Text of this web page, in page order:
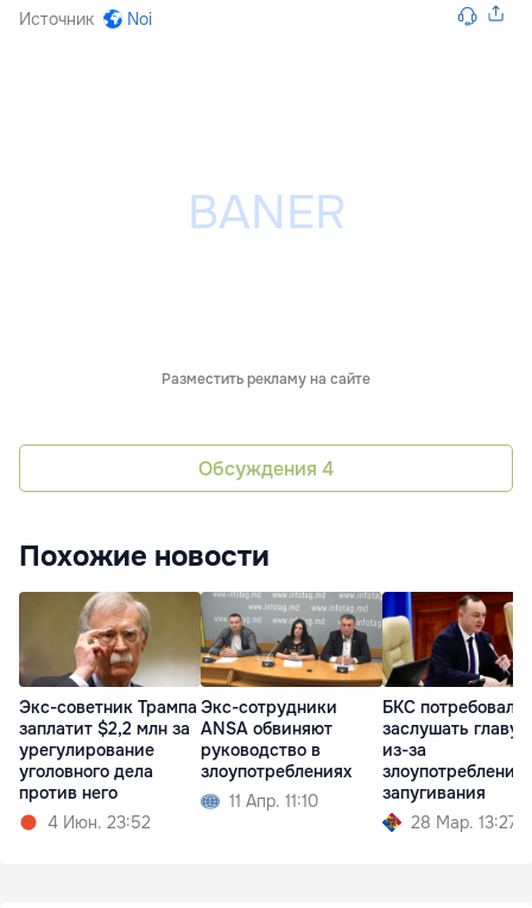
Источник Noi
Разместить рекламу на сайте
Обсуждения 4
Похожие новости
Экс-советник Трампа
заплатит $2,2 млн за
урегулирование
уголовного дела
против него
4 Июн. 23:52
Экс-сотрудники
ANSA обвиняют
руководство в
злоупотреблениях
11 Апр. 11:10
БКС потребовал
заслушать главу
из-за
злоупотреблений
запугивания
28 Мар. 13:27